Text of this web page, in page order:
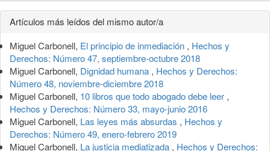
Detalles
del
artículo
Artículos más leídos del mismo autor/a
Miguel Carbonell, El principio de inmediación , Hechos y
Derechos: Número 47, septiembre-octubre 2018
Miguel Carbonell, Dignidad humana , Hechos y Derechos:
Número 48, noviembre-diciembre 2018
Miguel Carbonell, 10 libros que todo abogado debe leer ,
Hechos y Derechos: Número 33, mayo-junio 2016
Miguel Carbonell, Las leyes más absurdas , Hechos y
Derechos: Número 49, enero-febrero 2019
Miguel Carbonell, La justicia mediatizada , Hechos y Derechos: